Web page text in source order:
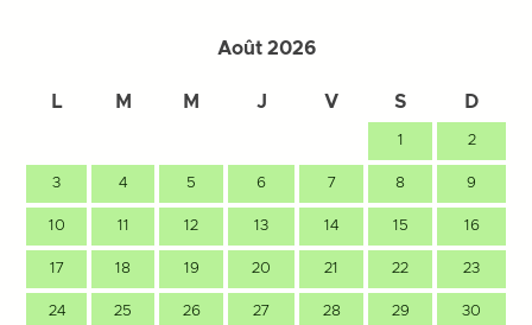
Août 2026
L M M J V S D
1 2
3 4 5 6 7 8 9
10 11 12 13 14 15 16
17 18 19 20 21 22 23
24 25 26 27 28 29 30